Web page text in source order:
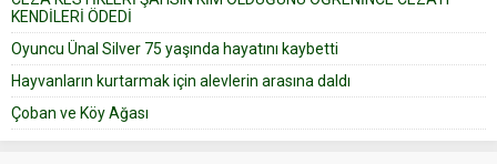
KENDİLERİ ÖDEDİ
Oyuncu Ünal Silver 75 yaşında hayatını kaybetti
Hayvanların kurtarmak için alevlerin arasına daldı
Çoban ve Köy Ağası